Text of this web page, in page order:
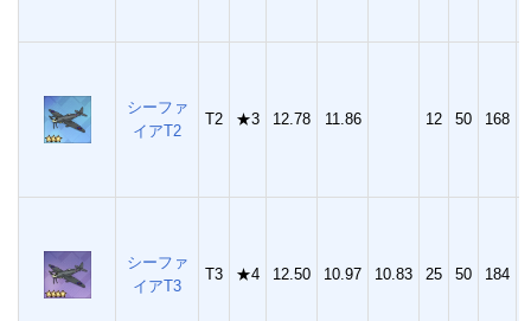
シーファ
イアT2
T2 ★3 12.78 11.86 12 50 168
シーファ
イアT3
T3 ★4 12.50 10.97 10.83 25 50 184